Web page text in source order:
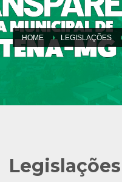
HOME LEGISLAÇÕES
Legislações